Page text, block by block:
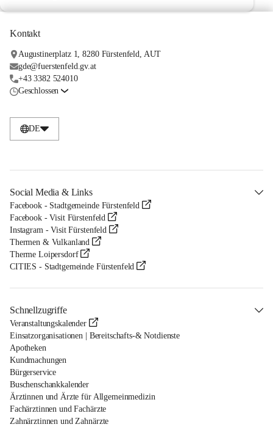
Kontakt
Augustinerplatz 1, 8280 Fürstenfeld, AUT
gde@fuerstenfeld.gv.at
+43 3382 524010
Geschlossen
DE
Social Media & Links
Facebook - Stadtgemeinde Fürstenfeld
Facebook - Visit Fürstenfeld
Instagram - Visit Fürstenfeld
Thermen & Vulkanland
Therme Loipersdorf
CITIES - Stadtgemeinde Fürstenfeld
Schnellzugriffe
Veranstaltungskalender
Einsatzorganisationen | Bereitschafts-& Notdienste
Apotheken
Kundmachungen
Bürgerservice
Buschenschankkalender
Ärztinnen und Ärzte für Allgemeinmedizin
Fachärztinnen und Fachärzte
Zahnärztinnen und Zahnärzte